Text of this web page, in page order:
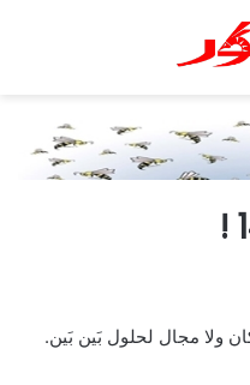
ولا مجال لحلول بَين بَين.